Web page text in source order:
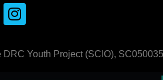
Youth Project (SCIO),